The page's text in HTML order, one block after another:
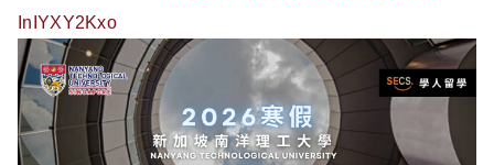
InIYXY2Kxo